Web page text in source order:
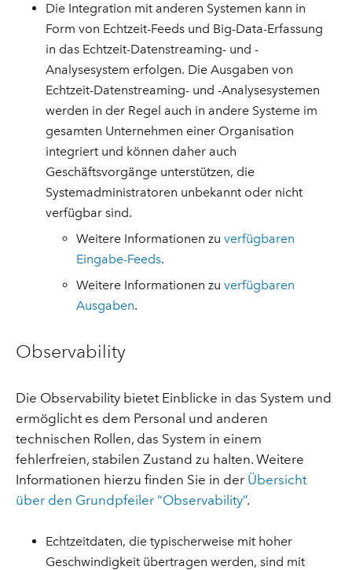
Die Integration mit anderen Systemen kann in
Form von Echtzeit-Feeds und Big-Data-Erfassung
in das Echtzeit-Datenstreaming- und -
Analysesystem erfolgen. Die Ausgaben von
Echtzeit-Datenstreaming- und -Analysesystemen
werden in der Regel auch in andere Systeme im
gesamten Unternehmen einer Organisation
integriert und können daher auch
Geschäftsvorgänge unterstützen, die
Systemadministratoren unbekannt oder nicht
verfügbar sind.
Weitere Informationen zuverfügbaren
Eingabe-Feeds.
Weitere Informationen zuverfügbaren
Ausgaben.
Observability
Die Observability bietet Einblicke in das System und
ermöglicht es dem Personal und anderen
technischen Rollen, das System in einem
fehlerfreien, stabilen Zustand zu halten. Weitere
Informationen hierzu finden Sie in der Übersicht
über den Grundpfeiler “Observability”.
Echtzeitdaten, die typischerweise mit hoher
Geschwindigkeit übertragen werden, sind mit